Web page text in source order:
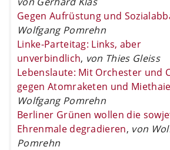
Gegen Aufrüstung und
Wolfgang Pomrehn
Linke-Parteitag: Links, aber
unverbindlich, von Thies Gleiss
Lebenslaute: Mit Orchester und
gegen Atomraketen und Miethaie
Wolfgang Pomrehn
Berliner Grünen wollen die
Ehrenmale degradieren, von
Pomrehn